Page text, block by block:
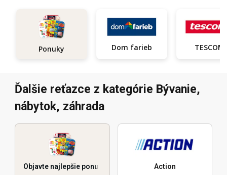
Ponuky Dom farieb
Ďalšie reťazce z kategórie Bývanie,
nábytok, záhrada
Objavte najlepšie ponuky Action